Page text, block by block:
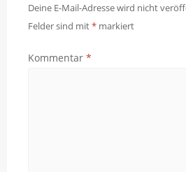
Deine E-Mail-Adresse wird nicht
Felder sind mit* markiert
Kommentar *